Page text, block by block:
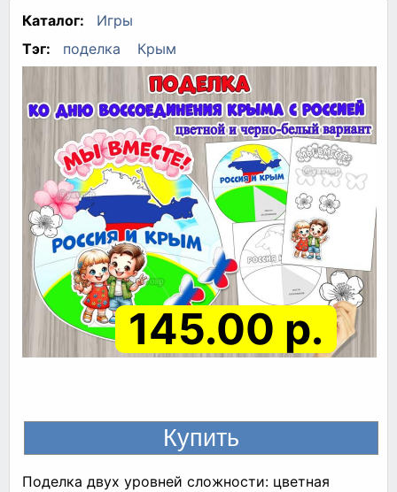
Каталог:
Игры
Тэг:
поделка Крым
145.00 р.
Поделка двух уровней сложности: цветная